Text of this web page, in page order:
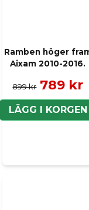
Ramben höger
Aixam 2010-2016.
899 kr 789 kr
LÄGG I KORGEN